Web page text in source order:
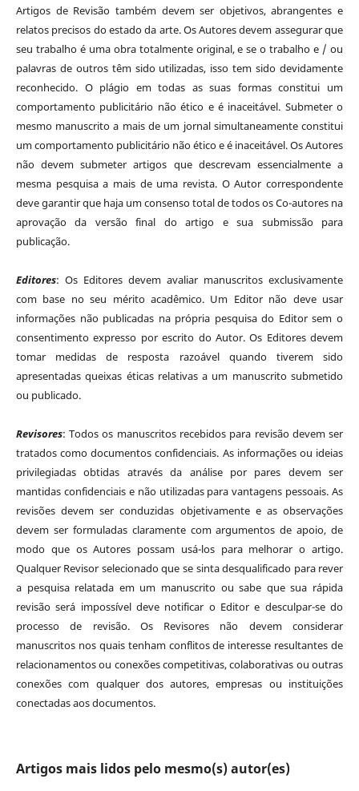
Artigos de Revisão também devem ser objetivos, abrangentes e
relatos precisos do estado da arte. Os Autores devem assegurar que
seu trabalho é uma obra totalmente original, e se o trabalho e / ou
palavras de outros têm sido utilizadas, isso tem sido devidamente
reconhecido. O plágio em todas as suas formas constitui um
comportamento publicitário não ético e é inaceitável. Submeter o
mesmo manuscrito a mais de um jornal simultaneamente constitui
um comportamento publicitário não ético e é inaceitável. Os Autores
não devem submeter artigos que descrevam essencialmente a
mesma pesquisa a mais de uma revista. O Autor correspondente
deve garantir que haja um consenso total de todos os Co-autores na
aprovação da versão final do artigo e sua submissão para
publicação.
Editores: Os Editores devem avaliar manuscritos exclusivamente
com base no seu mérito acadêmico. Um Editor não deve usar
informações não publicadas na própria pesquisa do Editor sem o
consentimento expresso por escrito do Autor. Os Editores devem
tomar medidas de resposta razoável quando tiverem sido
apresentadas queixas éticas relativas a um manuscrito submetido
ou publicado.
Revisores: Todos os manuscritos recebidos para revisão devem ser
tratados como documentos confidenciais. As informações ou ideias
privilegiadas obtidas através da análise por pares devem ser
mantidas confidenciais e não utilizadas para vantagens pessoais. As
revisões devem ser conduzidas objetivamente e as observações
devem ser formuladas claramente com argumentos de apoio, de
modo que os Autores possam usá-los para melhorar o artigo.
Qualquer Revisor selecionado que se sinta desqualificado para rever
a pesquisa relatada em um manuscrito ou sabe que sua rápida
revisão será impossível deve notificar o Editor e desculpar-se do
processo de revisão. Os Revisores não devem considerar
manuscritos nos quais tenham conflitos de interesse resultantes de
relacionamentos ou conexões competitivas, colaborativas ou outras
conexões com qualquer dos autores, empresas ou instituições
conectadas aos documentos.
Artigos mais lidos pelo mesmo(s) autor(es)